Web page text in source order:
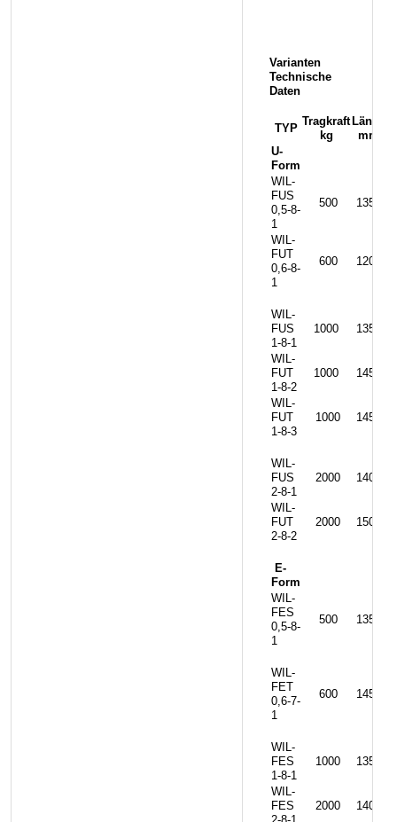
Varianten
Technische
Daten
TYP
Tragkraft
kg
Länge
mm
U-
Form
WIL-
FUS
0,5-8-
1
500 1350
WIL-
FUT
0,6-8-
1
600 1200
WIL-
FUS
1-8-1
1000 1350
WIL-
FUT
1-8-2
1000 1450
WIL-
FUT
1-8-3
1000 1450
WIL-
FUS
2-8-1
2000 1400
WIL-
FUT
2-8-2
2000 1500
E-
Form
WIL-
FES
0,5-8-
1
500 1350
WIL-
FET
0,6-7-
1
600 1450
WIL-
FES
1-8-1
1000 1350
WIL-
FES
2000 1400